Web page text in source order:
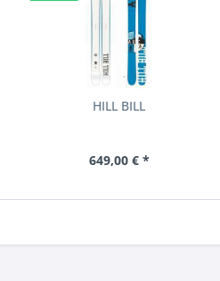
HILL BILL
649,00 € *